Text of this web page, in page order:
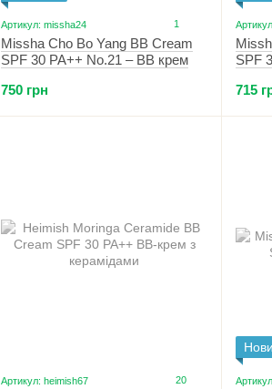
Артикул: missha24 1
Missha Cho Bo Yang BB Cream
SPF 30 PA++ No.21 – BB крем
750 грн
SPF
715
Артикул: heimish67 20